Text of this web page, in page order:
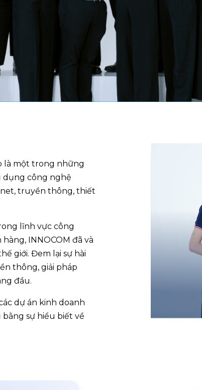
là một trong những
dụng công nghệ
truyền thông, thiết
lĩnh vực công
INNOCOM đã và
giới. Đem lại sự hài
thông, giải pháp
đầu.
dự án kinh doanh
sự hiểu biết về